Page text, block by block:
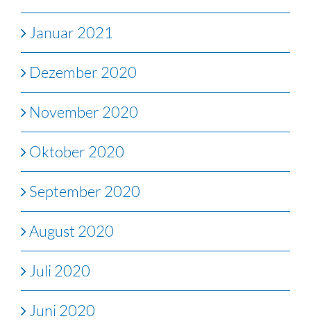
Januar 2021
Dezember 2020
November 2020
Oktober 2020
September 2020
August 2020
Juli 2020
Juni 2020